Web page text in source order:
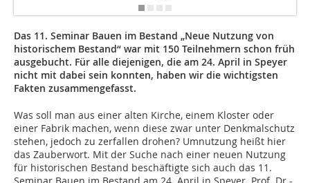
Das 11. Seminar Bauen im Bestand „Neue Nutzung von
historischem Bestand“ war mit 150 Teilnehmern schon früh
ausgebucht. Für alle diejenigen, die am 24. April in Speyer
nicht mit dabei sein konnten, haben wir die wichtigsten
Fakten zusammengefasst.
Was soll man aus einer alten Kirche, einem Kloster oder
einer Fabrik machen, wenn diese zwar unter Denkmalschutz
stehen, jedoch zu zerfallen drohen? Umnutzung heißt hier
das Zauberwort. Mit der Suche nach einer neuen Nutzung
für historischen Bestand beschäftigte sich auch das 11.